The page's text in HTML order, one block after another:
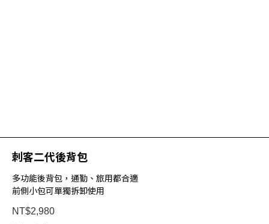
刺客二代後背包
多功能後背包，通勤、旅用都合適
前側小包可單獨拆卸使用
NT$2,980